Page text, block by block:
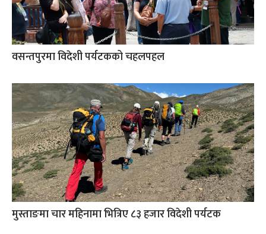
वसन्तपुरमा विदेशी पर्यटकको चहलपहल
मुस्ताङमा चार महिनामा भित्रिए ८३ हजार विदेशी पर्यटक